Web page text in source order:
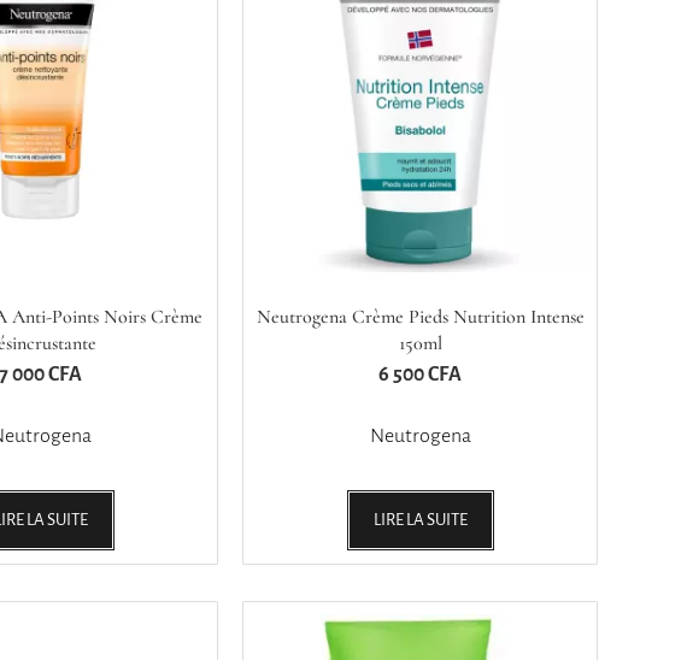
Anti-Points Noirs Crème
7 000CFA
LA SUITE
Neutrogena Crème Pieds Nutrition Intense
150ml
6 500CFA
Neutrogena
LIRE LA SUITE